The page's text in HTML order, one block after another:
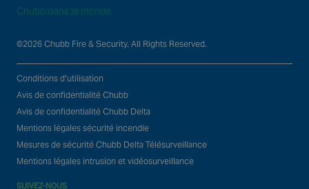
Chubb dans le monde
©2026 Chubb Fire & Security. All Rights Reserved.
Conditions d’utilisation
Avis de confidentialité Chubb
Avis de confidentialité Chubb Delta
Mentions légales sécurité incendie
Mesures de sécurité Chubb Delta Télésurveillance
Mentions légales intrusion et vidéosurveillance
SUIVEZ-NOUS